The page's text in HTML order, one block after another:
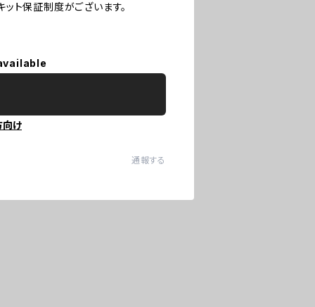
ト保証制度がございます。
向け
通報する